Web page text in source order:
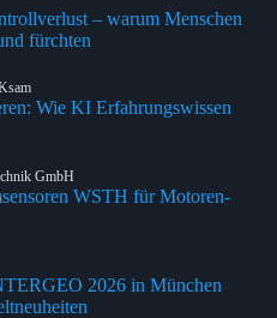
– warum Menschen
fürchten
Wie KI Erfahrungswissen
GmbH
WSTH für Motoren-
2026 in München